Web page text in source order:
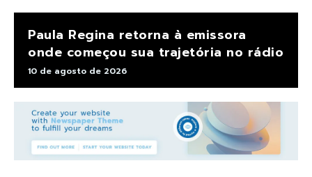
Paula Regina retorna à emissora
onde começou sua trajetória no rádio
10 de agosto de 2026